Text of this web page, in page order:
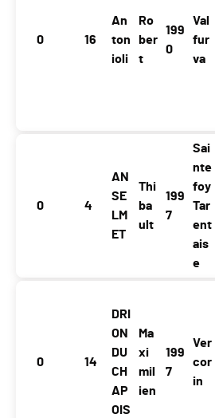
0 16
An
ton
ioli
Ro
ber
t
199
0
Val
fur
va
0 4
AN
SE
LM
ET
Thi
ba
ult
199
7
Sai
nte
foy
Tar
ent
ais
e
0 14
DRI
ON
DU
CH
AP
OIS
Ma
xi
mil
ien
199
7
Ver
cor
in